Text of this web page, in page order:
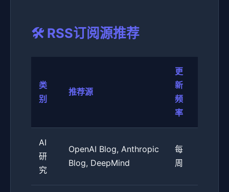
🛠️ RSS订阅源推荐
类
别
推荐源
更
新
频
率
AI
研
究
OpenAI Blog, Anthropic
Blog, DeepMind
每
周